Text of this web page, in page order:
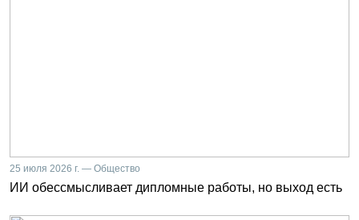
25 июля 2026 г. — Общество
ИИ обессмысливает дипломные работы, но выход есть